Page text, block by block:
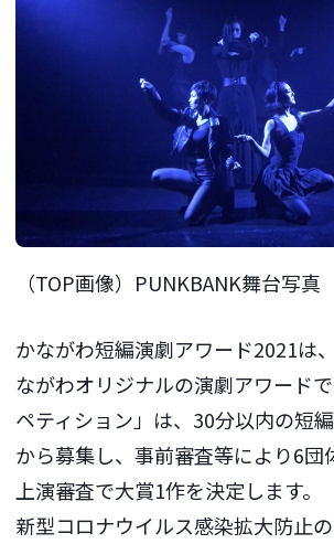
（TOP画像）PUNKBANK舞台写真
かながわ短編演劇アワード2021は
ながわオリジナルの演劇アワード
ペティション」は、30分以内の短
から募集し、事前審査等により6団
上演審査で大賞1作を決定します。
新型コロナウイルス感染拡大防止